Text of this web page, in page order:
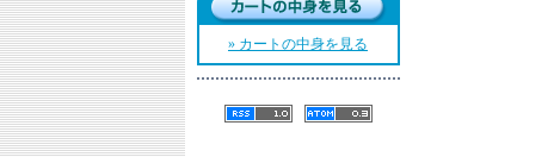
» カートの中身を見る